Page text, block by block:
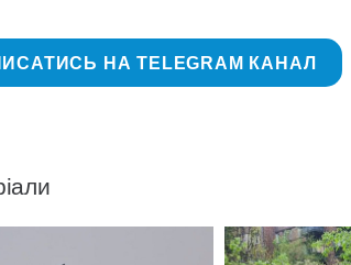
НА TELEGRAM КАНАЛ